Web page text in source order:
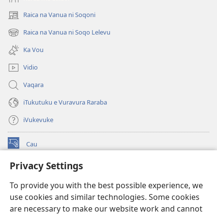
Privacy Settings
To provide you with the best possible experience, we
use cookies and similar technologies. Some cookies
are necessary to make our website work and cannot
Raica na Vanua ni Soqoni
(opens
new
window)
Raica na Vanua ni Soqo Lelevu
(opens
new
window)
Ka Vou
Vidio
Vaqara
iTukutuku e Vuravura Raraba
iVukevuke
Cau
(opens
window)Watchtower LAIBRI ENA INTERNET™
new
window)JW Hub ®
(opens
new